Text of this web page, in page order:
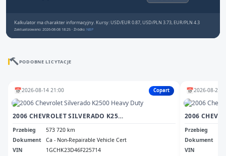
Kalkulator ma charakter informacyjny. Kursy: USD/EUR 0.87, USD/PLN 3.73, EUR/PLN 4.3
Zaktualizowano: 2026-08-08 18:25 · Źródło: NBP
PODOBNE LICYTACJE
📅2026-08-14 21:00 Copart
2006 CHEVROLET SILVERADO K2500 HEAVY DUTY
Przebieg
573 720 km
Dokument
Ca - Non-Repairable Vehicle Cert
VIN
1GCHK23D46F225714
📅2026-08-24
2006
Przebieg
Dokument
VIN